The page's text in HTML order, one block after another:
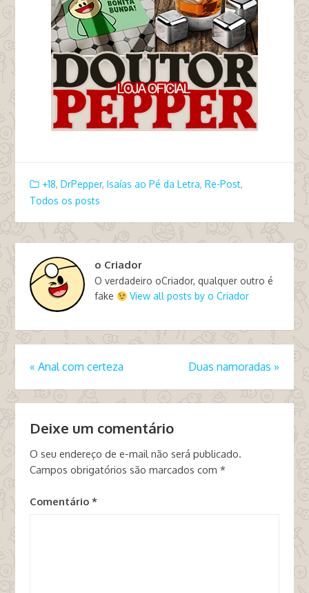
+18, DrPepper, Isaías ao Pé da Letra, Re-Post,
Todos os posts
o Criador
O verdadeiro oCriador, qualquer outro é
fake
View all posts by o Criador
« Anal com certeza Duas namoradas »
Deixe um comentário
O seu endereço de e-mail não será publicado.
Campos obrigatórios são marcados com *
Comentário *